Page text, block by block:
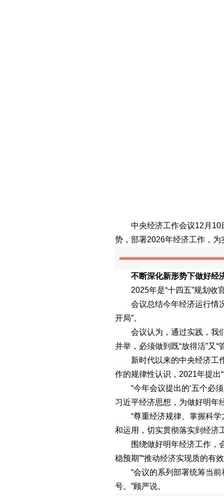
中央经济工作会议12月10日
势，部署2026年经济工作，为
不断深化新形势下做好经
2025年是“十四五”规划收
会议总结今年经济运行情况
开局”。
会议认为，通过实践，我们
并举，必须做到既“放得活”又
新时代以来的中央经济工作
作的规律性认识，2021年提出
“今年会议提出的‘五个必须
习近平经济思想，为做好明年
“尊重经济规律、掌握科学
和运用，切实贯彻落实到经济
围绕做好明年经济工作，会
稳预期”“推动经济实现质的有
“会议的系列部署统筹当前
号。”顾严说。